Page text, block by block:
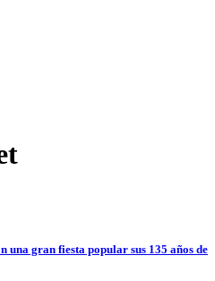
una gran fiesta popular sus 135 años de